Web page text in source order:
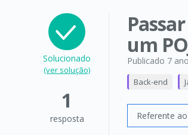
Solucionado
(ver solução)
1
resposta
um
Publicado 7
Back-end
Referente